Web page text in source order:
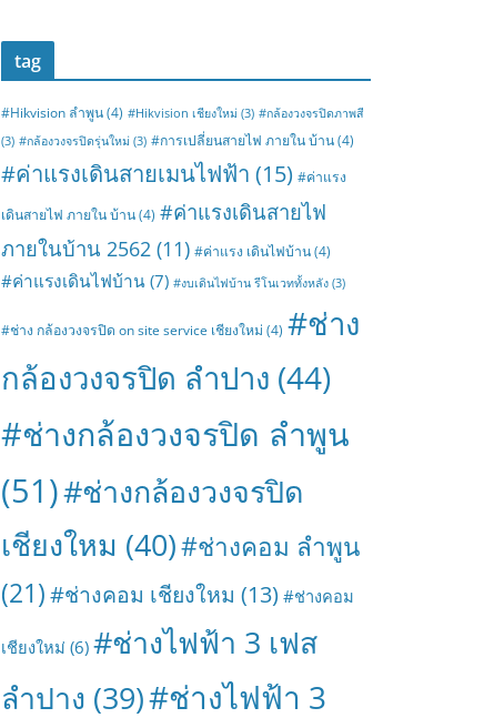
tag
#Hikvision ลำพูน(4) #Hikvision เชียงใหม่ (3) #กล้องวงจรปิดภาพสี
(3) #กล้องวงจรปิดรุ่นใหม่ (3) #การเปลี่ยนสายไฟ ภายใน บ้าน(4)
#ค่าแรงเดินสายเมนไฟฟ้า (15) #ค่าแรง
เดินสายไฟ ภายใน บ้าน(4) #ค่าแรงเดินสายไฟ
ภายในบ้าน 2562 (11) #ค่าแรง เดินไฟบ้าน(4)
#ค่าแรงเดินไฟบ้าน(7) #งบเดินไฟบ้าน รีโนเวททั้งหลัง (3)
#ช่าง กล้องวงจรปิด on site service เชียงใหม่ (4) #ช่าง
กล้องวงจรปิด ลำปาง (44)
#ช่างกล้องวงจรปิด ลำพูน
(51)#ช่างกล้องวงจรปิด
เชียงใหม (40)#ช่างคอม ลำพูน
(21)#ช่างคอม เชียงใหม (13) #ช่างคอม
เชียงใหม่ (6) #ช่างไฟฟ้า 3 เฟส
ลำปาง (39)#ช่างไฟฟ้า 3